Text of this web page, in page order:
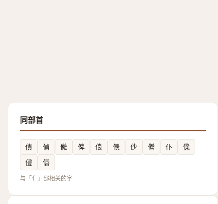
同部首
僓 偵 㒧 俾 俍 俵 仯 儯 仆
㒒
僼
僐
与「亻」部相关的字